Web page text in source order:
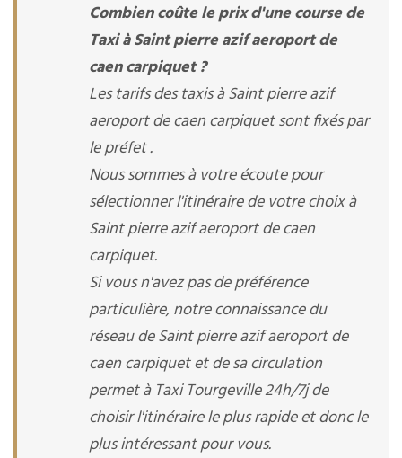
Combien coûte le prix d'une course de
Taxi à Saint pierre azif aeroport de
caen carpiquet ?
Les tarifs des taxis à Saint pierre azif
aeroport de caen carpiquet sont fixés par
le préfet .
Nous sommes à votre écoute pour
sélectionner l'itinéraire de votre choix à
Saint pierre azif aeroport de caen
carpiquet.
Si vous n'avez pas de préférence
particulière, notre connaissance du
réseau de Saint pierre azif aeroport de
caen carpiquet et de sa circulation
permet à Taxi Tourgeville 24h/7j de
choisir l'itinéraire le plus rapide et donc le
plus intéressant pour vous.